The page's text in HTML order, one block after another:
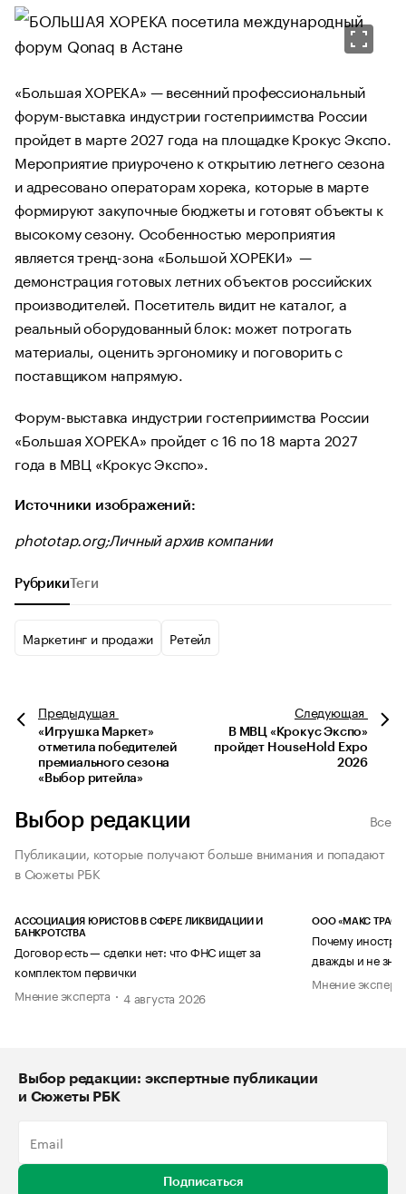
«Большая ХОРЕКА» — весенний профессиональный
форум-выставка индустрии гостеприимства России
пройдет в марте 2027 года на площадке Крокус Экспо.
Мероприятие приурочено к открытию летнего сезона
и адресовано операторам хорека, которые в марте
формируют закупочные бюджеты и готовят объекты к
высокому сезону. Особенностью мероприятия
является тренд-зона «Большой ХОРЕКИ» —
демонстрация готовых летних объектов российских
производителей. Посетитель видит не каталог, а
реальный оборудованный блок: может потрогать
материалы, оценить эргономику и поговорить с
поставщиком напрямую.
Форум-выставка индустрии гостеприимства России
«Большая ХОРЕКА» пройдет с 16 по 18 марта 2027
года в МВЦ «Крокус Экспо».
Источники изображений:
phototap.org;Личный архив компании
Рубрики Теги
Маркетинг и продажи Ретейл
Предыдущая
«Игрушка Маркет»
отметила победителей
премиального сезона
«Выбор ритейла»
Следующая
В МВЦ «Крокус Экспо»
пройдет HouseHold Expo
2026
Выбор редакции
Все
Публикации, которые получают больше внимания и попадают
в Сюжеты РБК
АССОЦИАЦИЯ ЮРИСТОВ В СФЕРЕ ЛИКВИДАЦИИ И
БАНКРОТСТВА
Договор есть — сделки нет: что ФНС ищет за
комплектом первички
Мнение эксперта
4 августа 2026
ООО «МАКС ТРАСТ»
Почему
дважды и не
Мнение
Выбор редакции: экспертные публикации
и Сюжеты РБК
Подписаться